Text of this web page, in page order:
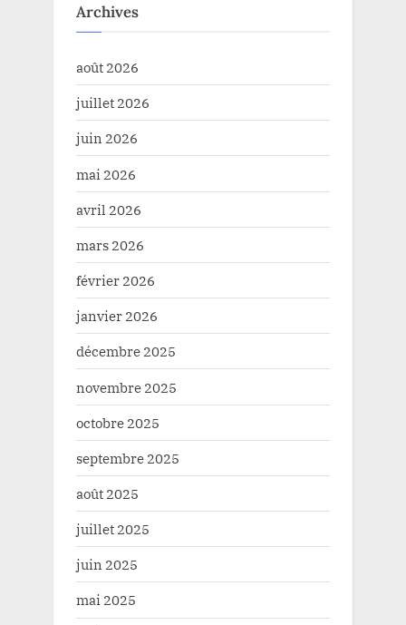
Archives
août 2026
juillet 2026
juin 2026
mai 2026
avril 2026
mars 2026
février 2026
janvier 2026
décembre 2025
novembre 2025
octobre 2025
septembre 2025
août 2025
juillet 2025
juin 2025
mai 2025